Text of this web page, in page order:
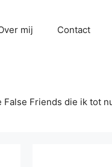
mij Contact
False Friends die ik tot